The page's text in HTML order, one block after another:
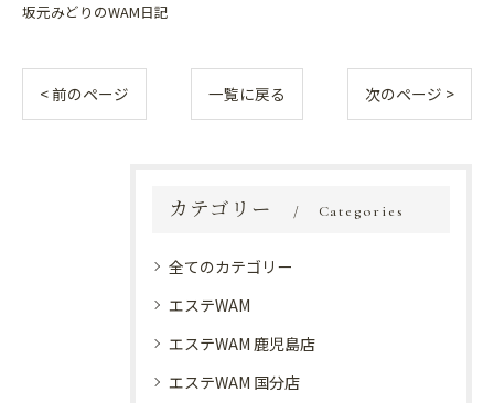
坂元みどりのWAM日記
< 前のページ 一覧に戻る 次のページ >
カテゴリー Categories
全てのカテゴリー
エステWAM
エステWAM 鹿児島店
エステWAM 国分店